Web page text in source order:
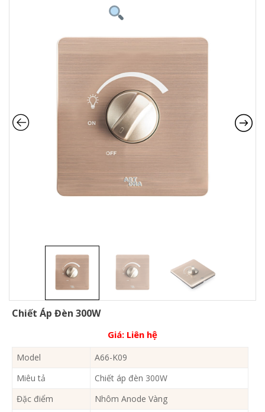
Chiết Áp Đèn 300W
Giá: Liên hệ
Model
A66-K09
Miêu tả
Chiết áp đèn 300W
Đặc điểm
Nhôm Anode Vàng